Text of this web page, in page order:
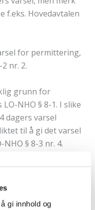
gi innhold og
f.eks. Hovedavtalen
for permittering,
nr. 2.
grunn for
NHO § 8-1. I slike
dagers varsel
til å gi det varsel
§ 8-3 nr. 4.
tillitsvalgte. Det